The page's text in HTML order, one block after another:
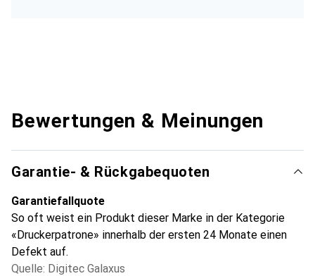
Bewertungen & Meinungen
Garantie- & Rückgabequoten
Garantiefallquote
So oft weist ein Produkt dieser Marke in der Kategorie
«Druckerpatrone» innerhalb der ersten 24 Monate einen
Defekt auf.
Quelle: Digitec Galaxus